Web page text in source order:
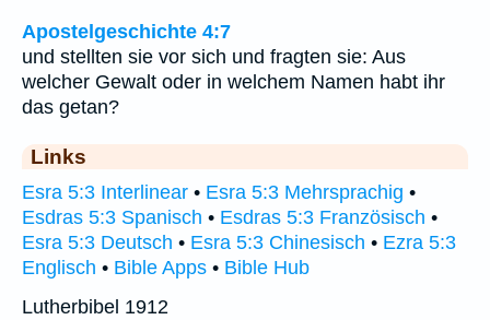
Apostelgeschichte 4:7
und stellten sie vor sich und fragten sie: Aus
welcher Gewalt oder in welchem Namen habt ihr
das getan?
Links
Esra 5:3 Interlinear • Esra 5:3 Mehrsprachig •
Esdras 5:3 Spanisch • Esdras 5:3 Französisch •
Esra 5:3 Deutsch • Esra 5:3 Chinesisch • Ezra 5:3
Englisch • Bible Apps • Bible Hub
Lutherbibel 1912